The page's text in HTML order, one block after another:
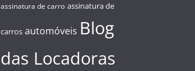
assinatura de carro assinatura de
carros automóveis Blog
das Locadoras